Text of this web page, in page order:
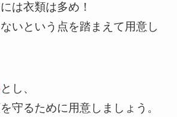
は衣類は多め！
いという点を踏まえて用意し
とし、
守るために用意しましょう。